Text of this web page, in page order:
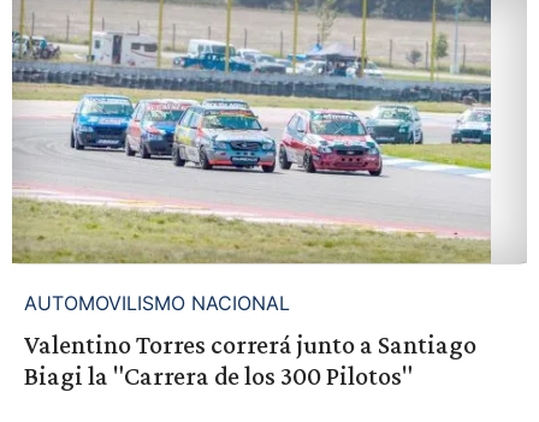
AUTOMOVILISMO NACIONAL
Valentino Torres correrá junto a Santiago
Biagi la "Carrera de los 300 Pilotos"